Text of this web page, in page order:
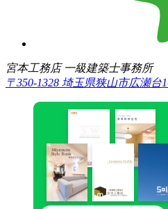
宮本工務店 一級建築士事務所
〒350-1328 埼玉県狭山市広瀬台